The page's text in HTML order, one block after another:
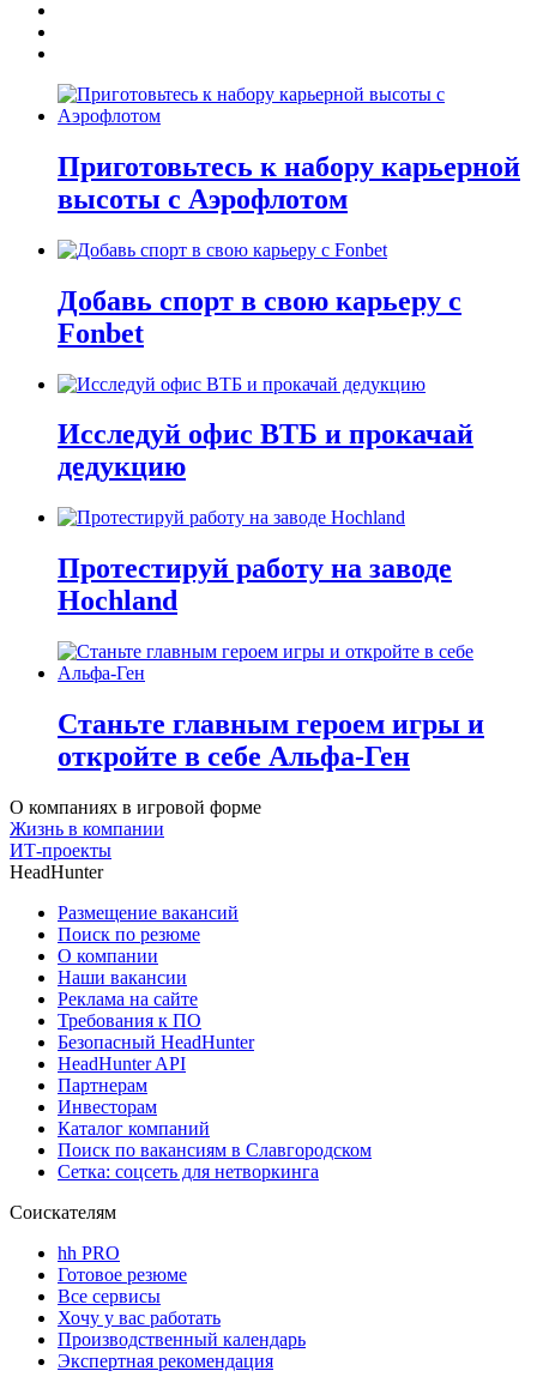
Приготовьтесь к набору карьерной
высоты с Аэрофлотом
Добавь спорт в свою карьеру с
Fonbet
Исследуй офис ВТБ и прокачай
дедукцию
Протестируй работу на заводе
Hochland
Станьте главным героем игры и
откройте в себе Альфа-Ген
О компаниях в игровой форме
Жизнь в компании
ИТ-проекты
HeadHunter
Размещение вакансий
Поиск по резюме
О компании
Наши вакансии
Реклама на сайте
Требования к ПО
Безопасный HeadHunter
HeadHunter API
Партнерам
Инвесторам
Каталог компаний
Поиск по вакансиям в Славгородском
Сетка: соцсеть для нетворкинга
Соискателям
hh PRO
Готовое резюме
Все сервисы
Хочу у вас работать
Производственный календарь
Экспертная рекомендация